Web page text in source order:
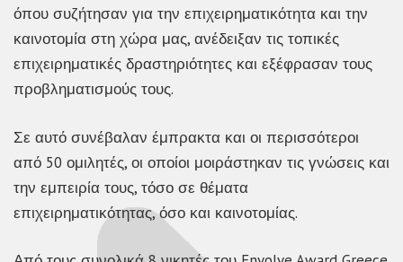
όπου συζήτησαν για την επιχειρηματικότητα και την
καινοτομία στη χώρα μας, ανέδειξαν τις τοπικές
επιχειρηματικές δραστηριότητες και εξέφρασαν τους
προβληματισμούς τους.
Σε αυτό συνέβαλαν έμπρακτα και οι περισσότεροι
από 50 ομιλητές, οι οποίοι μοιράστηκαν τις γνώσεις και
την εμπειρία τους, τόσο σε θέματα
επιχειρηματικότητας, όσο και καινοτομίας.